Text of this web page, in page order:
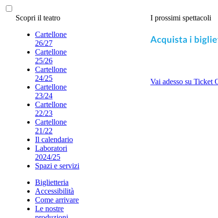
Scopri il teatro
Cartellone
26/27
Cartellone
25/26
Cartellone
24/25
Cartellone
23/24
Cartellone
22/23
Cartellone
21/22
Il calendario
Laboratori
2024/25
Spazi e servizi
Biglietteria
Accessibilità
Come arrivare
Le nostre
I prossimi spettacoli
Vai adesso su Ticket